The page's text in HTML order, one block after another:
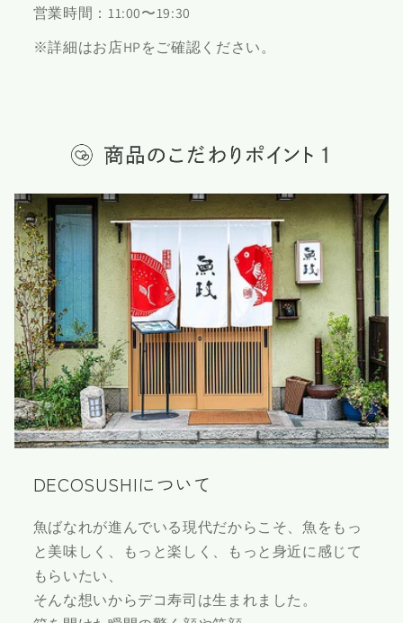
営業時間：11:00〜19:30
※詳細はお店HPをご確認ください。
DECOSUSHIについて
魚ばなれが進んでいる現代だからこそ、魚をもっ
と美味しく、もっと楽しく、もっと身近に感じて
もらいたい、
そんな想いからデコ寿司は生まれました。